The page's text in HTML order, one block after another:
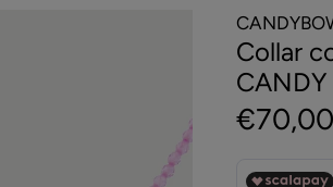
Collar
€70,00